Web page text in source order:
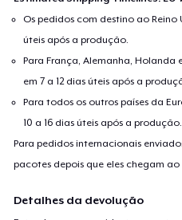
Os pedidos com destino ao Reino
úteis após a produção.
Para França, Alemanha, Holanda
em 7 a 12 dias úteis após a
Para todos os outros países da
10 a 16 dias úteis após a produção.
Para pedidos internacionais
pacotes depois que eles chegam ao
Detalhes da devolução